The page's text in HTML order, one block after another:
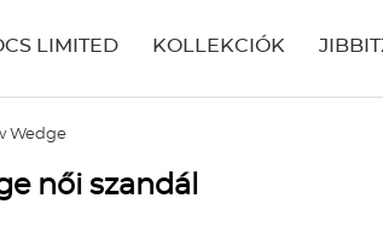
LIMITED KOLLEKCIÓK
Wedge
női szandál